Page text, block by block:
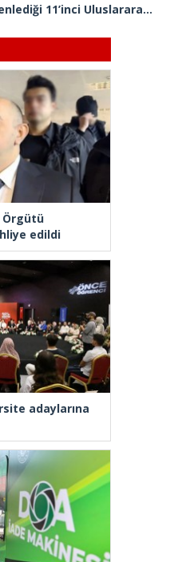
Sultanbeyli Belediyesi’nin düzenlediği 11’inci ⁠Uluslararası İstanbulensis Şiir Festivali sona erdi
Örgütü
edildi
adaylarına